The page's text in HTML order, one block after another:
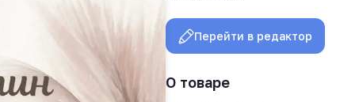
Перейти в редактор
О товаре